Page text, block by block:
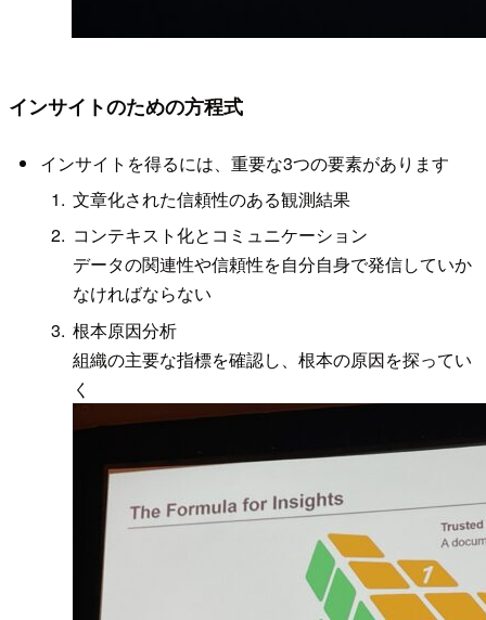
インサイトのための方程式
インサイトを得るには、重要な3つの要素があります
文章化された信頼性のある観測結果
コンテキスト化とコミュニケーション
データの関連性や信頼性を自分自身で発信していか
なければならない
根本原因分析
組織の主要な指標を確認し、根本の原因を探ってい
く